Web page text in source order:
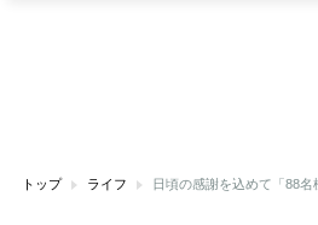
トップ ライフ